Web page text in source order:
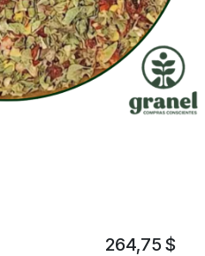
264,75 $